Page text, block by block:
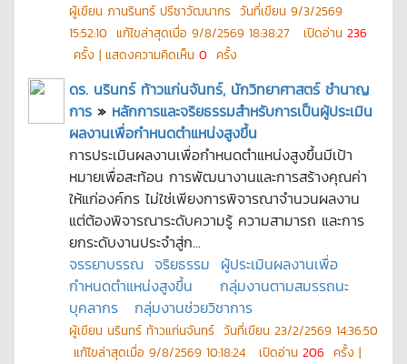
ผู้เขียน ภานรินทร์ ปรีชาวัฒนากร วันที่เขียน 9/3/2569
15:52:10 แก้ไขล่าสุดเมื่อ 9/8/2569 18:38:27 เปิดอ่าน 236
ครั้ง | แสดงความคิดเห็น 0 ครั้ง
ดร. นรินทร์ ท้าวแก่นจันทร์, นักวิทยาศาสตร์ ชำนาญ
การ » หลักการและจริยธรรมสำหรับการเป็นผู้ประเมิน
ผลงานเพื่อกำหนดตำแหน่งสูงขึ้น
การประเมินผลงานเพื่อกำหนดตำแหน่งสูงขึ้นมีเป้า
หมายเพื่อสะท้อน การพัฒนางานและการสร้างคุณค่า
ให้แก่องค์กร ไม่ใช่เพียงการพิจารณาจำนวนผลงาน
แต่ต้องพิจารณาระดับความรู้ ความสามารถ และการ
ยกระดับงานประจำสู่ก...
จรรยาบรรณ จริยธรรม ผู้ประเมินผลงานเพื่อ
กำหนดตำแหน่งสูงขึ้น
กลุ่มงานตามสมรรถนะ
บุคลากร
กลุ่มงานช่วยวิชาการ
ผู้เขียน นรินทร์ ท้าวแก่นจันทร์ วันที่เขียน 23/2/2569 14:36:50
แก้ไขล่าสุดเมื่อ 9/8/2569 10:18:24 เปิดอ่าน 206 ครั้ง |